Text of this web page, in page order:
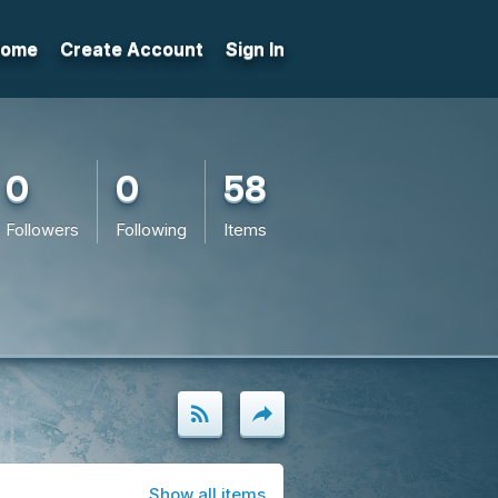
Create Account Sign In
0
Followers
0
Following
58
Items
rss_feed reply